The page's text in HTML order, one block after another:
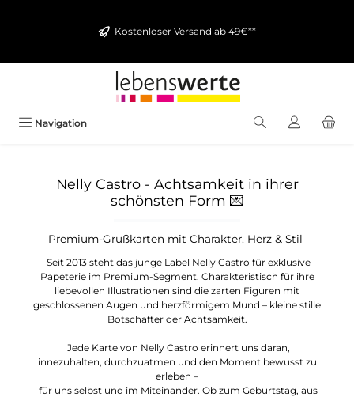
Kostenloser Versand ab 49€**
Navigation
Nelly Castro - Achtsamkeit in ihrer
schönsten Form 💌
Premium-Grußkarten mit Charakter, Herz & Stil
Seit 2013 steht das junge Label Nelly Castro für exklusive
Papeterie im Premium-Segment. Charakteristisch für ihre
liebevollen Illustrationen sind die zarten Figuren mit
geschlossenen Augen und herzförmigem Mund – kleine stille
Botschafter der Achtsamkeit.
Jede Karte von Nelly Castro erinnert uns daran,
innezuhalten, durchzuatmen und den Moment bewusst zu
erleben –
für uns selbst und im Miteinander. Ob zum Geburtstag, aus